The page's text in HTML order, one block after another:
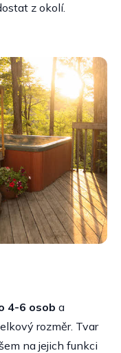
z okolí.
4-6 osob a
rozměr. Tvar
na jejich funkci